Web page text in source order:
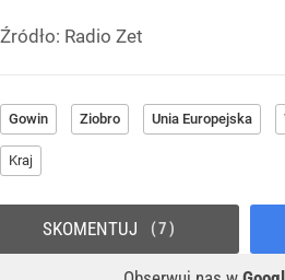
Źródło: Radio Zet
Gowin Ziobro Unia Europejska
Kraj
SKOMENTUJ 7